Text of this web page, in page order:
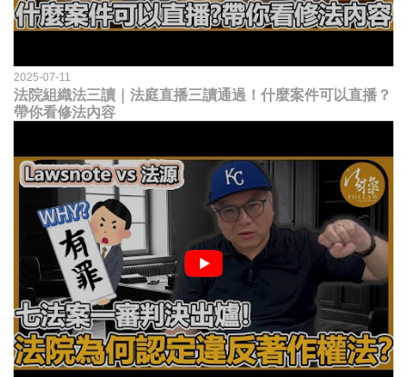
2025-07-11
法院組織法三讀｜法庭直播三讀通過！什麼案件可以直播？
帶你看修法內容